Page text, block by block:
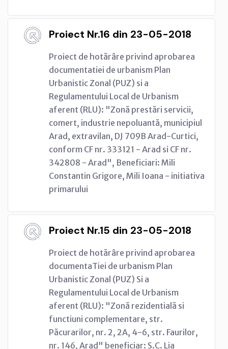
Proiect Nr.16 din 23-05-2018
Proiect de hotărâre privind aprobarea
documentatiei de urbanism Plan
Urbanistic Zonal (PUZ) si a
Regulamentului Local de Urbanism
aferent (RLU): "Zonă prestări servicii,
comert, industrie nepoluantă, municipiul
Arad, extravilan, DJ 709B Arad-Curtici,
conform CF nr. 333121 - Arad si CF nr.
342808 - Arad", Beneficiari: Mili
Constantin Grigore, Mili Ioana - initiativa
primarului
Proiect Nr.15 din 23-05-2018
Proiect de hotărâre privind aprobarea
documentaTiei de urbanism Plan
Urbanistic Zonal (PUZ) Si a
Regulamentului Local de Urbanism
aferent (RLU): "Zonă rezidentială si
functiuni complementare, str.
Păcurarilor, nr. 2, 2A, 4-6, str. Faurilor,
nr. 146, Arad" beneficiar: S.C. Lia